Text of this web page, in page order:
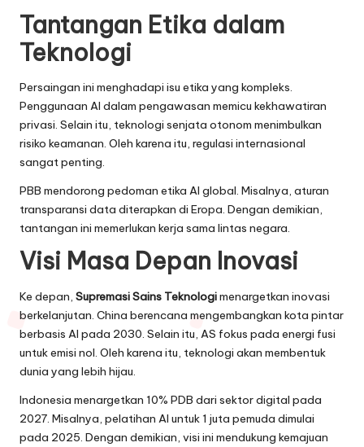
Tantangan Etika dalam
Teknologi
Persaingan ini menghadapi isu etika yang kompleks.
Penggunaan AI dalam pengawasan memicu kekhawatiran
privasi. Selain itu, teknologi senjata otonom menimbulkan
risiko keamanan. Oleh karena itu, regulasi internasional
sangat penting.
PBB mendorong pedoman etika AI global. Misalnya, aturan
transparansi data diterapkan di Eropa. Dengan demikian,
tantangan ini memerlukan kerja sama lintas negara.
Visi Masa Depan Inovasi
Ke depan, Supremasi Sains Teknologimenargetkan inovasi
berkelanjutan. China berencana mengembangkan kota pintar
berbasis AI pada 2030. Selain itu, AS fokus pada energi fusi
untuk emisi nol. Oleh karena itu, teknologi akan membentuk
dunia yang lebih hijau.
Indonesia menargetkan 10% PDB dari sektor digital pada
2027. Misalnya, pelatihan AI untuk 1 juta pemuda dimulai
pada 2025. Dengan demikian, visi ini mendukung kemajuan